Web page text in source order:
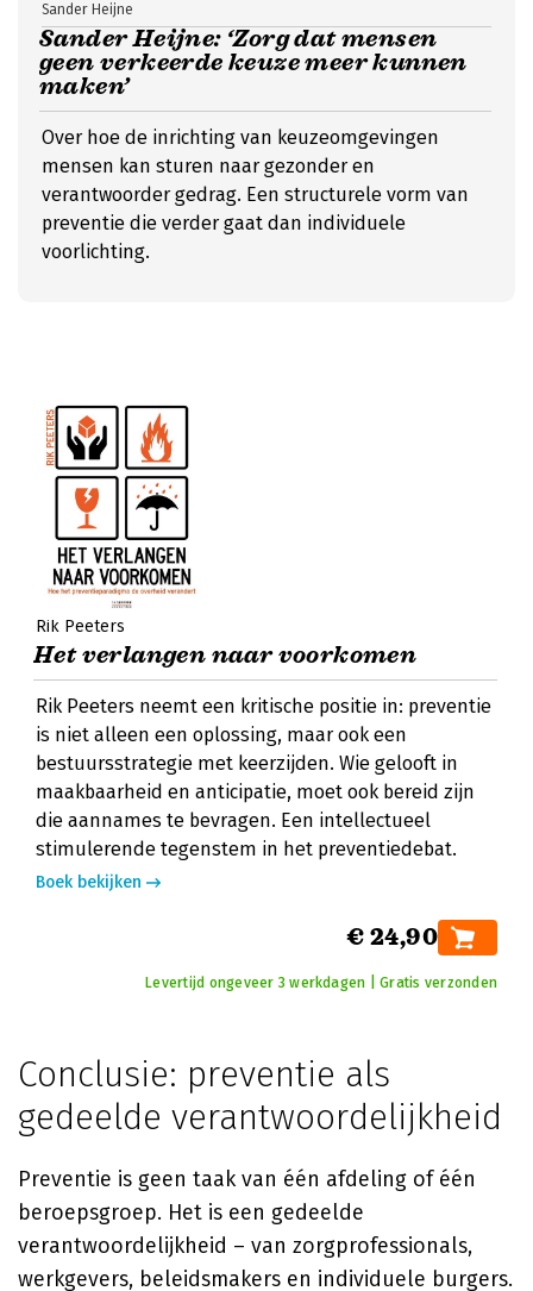
Sander Heijne: ‘Zorg dat mensen
geen verkeerde keuze meer kunnen
maken’
Sander Heijne
Over hoe de inrichting van keuzeomgevingen
mensen kan sturen naar gezonder en
verantwoorder gedrag. Een structurele vorm van
preventie die verder gaat dan individuele
voorlichting.
Rik Peeters
Het verlangen naar voorkomen
Rik Peeters neemt een kritische positie in: preventie
is niet alleen een oplossing, maar ook een
bestuursstrategie met keerzijden. Wie gelooft in
maakbaarheid en anticipatie, moet ook bereid zijn
die aannames te bevragen. Een intellectueel
stimulerende tegenstem in het preventiedebat.
Boek bekijken
€ 24,90
Levertijd ongeveer 3 werkdagen | Gratis verzonden
Conclusie: preventie als
gedeelde verantwoordelijkheid
Preventie is geen taak van één afdeling of één
beroepsgroep. Het is een gedeelde
verantwoordelijkheid – van zorgprofessionals,
werkgevers, beleidsmakers en individuele burgers.